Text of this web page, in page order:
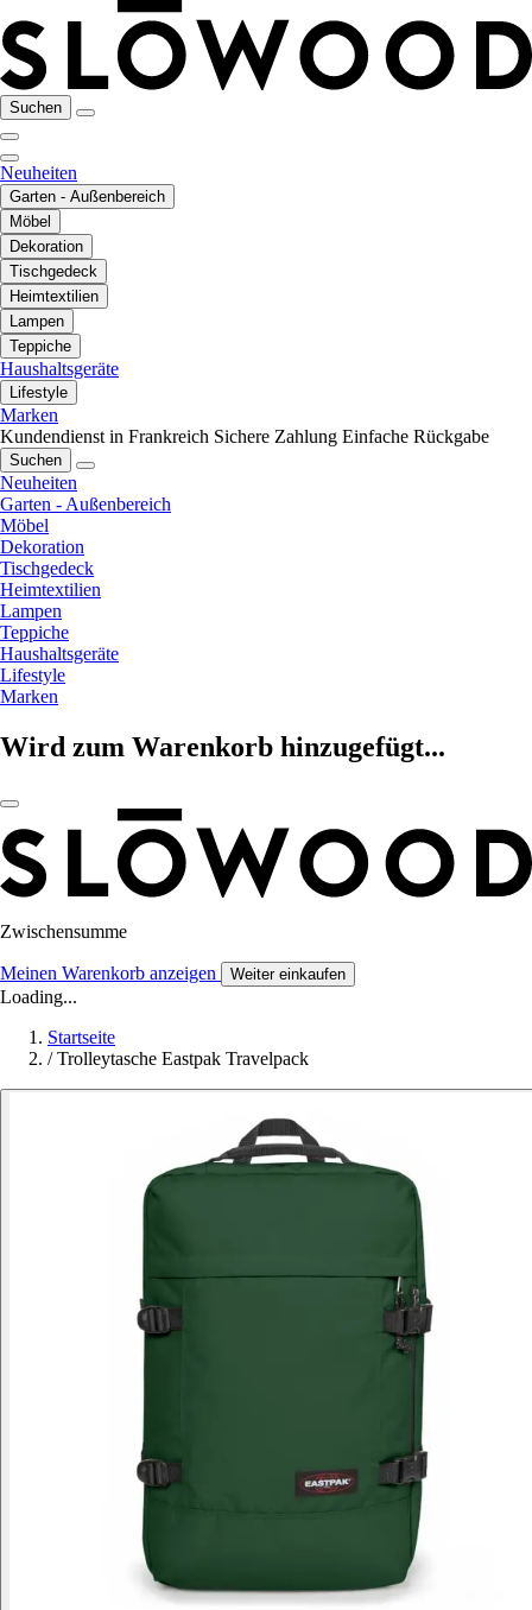
Suchen
Neuheiten
Garten - Außenbereich
Möbel
Dekoration
Tischgedeck
Heimtextilien
Lampen
Teppiche
Haushaltsgeräte
Lifestyle
Marken
Kundendienst in Frankreich Sichere Zahlung Einfache Rückgabe
Suchen
Neuheiten
Garten - Außenbereich
Möbel
Dekoration
Tischgedeck
Heimtextilien
Lampen
Teppiche
Haushaltsgeräte
Lifestyle
Marken
Wird zum Warenkorb hinzugefügt...
Zwischensumme
Meinen Warenkorb anzeigen Weiter einkaufen
Loading...
Startseite
/ Trolleytasche Eastpak Travelpack